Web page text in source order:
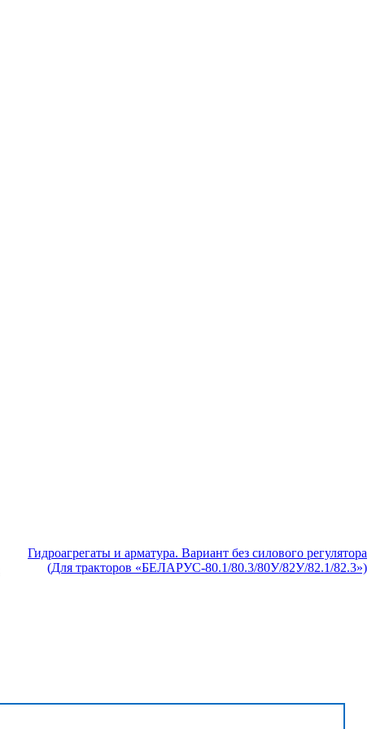
Гидроагрегаты и арматура. Вариант без силового регулятора
(Для тракторов «БЕЛАРУС-80.1/80.3/80У/82У/82.1/82.3»)